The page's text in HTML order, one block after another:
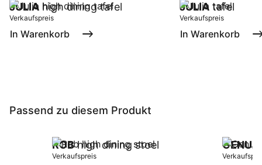
JULIA high dining tafel
Verkaufspreis
In Warenkorb
JULIAtafel
Verkaufspreis
In Warenkorb
Passend zu diesem Produkt
ROBhigh dining stoel
Verkaufspreis
GENUA